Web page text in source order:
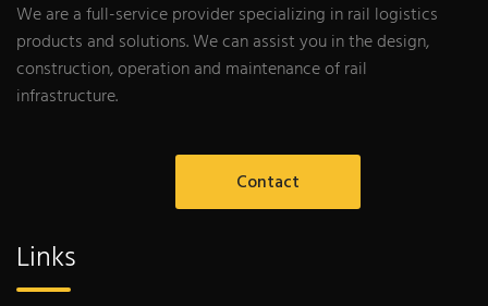
We are a full-service provider specializing in rail logistics
products and solutions. We can assist you in the design,
construction, operation and maintenance of rail
infrastructure.
Contact
Links